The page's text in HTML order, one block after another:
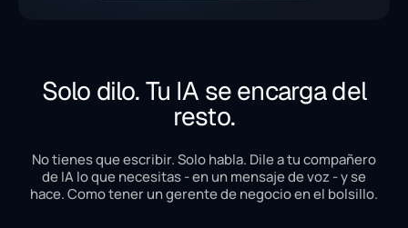
Solo dilo. Tu IA se encarga del
resto.
No tienes que escribir. Solo habla. Dile a tu compañero
de IA lo que necesitas - en un mensaje de voz - y se
hace. Como tener un gerente de negocio en el bolsillo.